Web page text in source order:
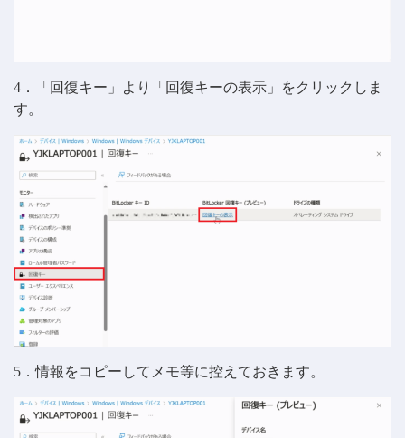
4．「回復キー」より「回復キーの表示」をクリックしま
す。
5．情報をコピーしてメモ等に控えておきます。